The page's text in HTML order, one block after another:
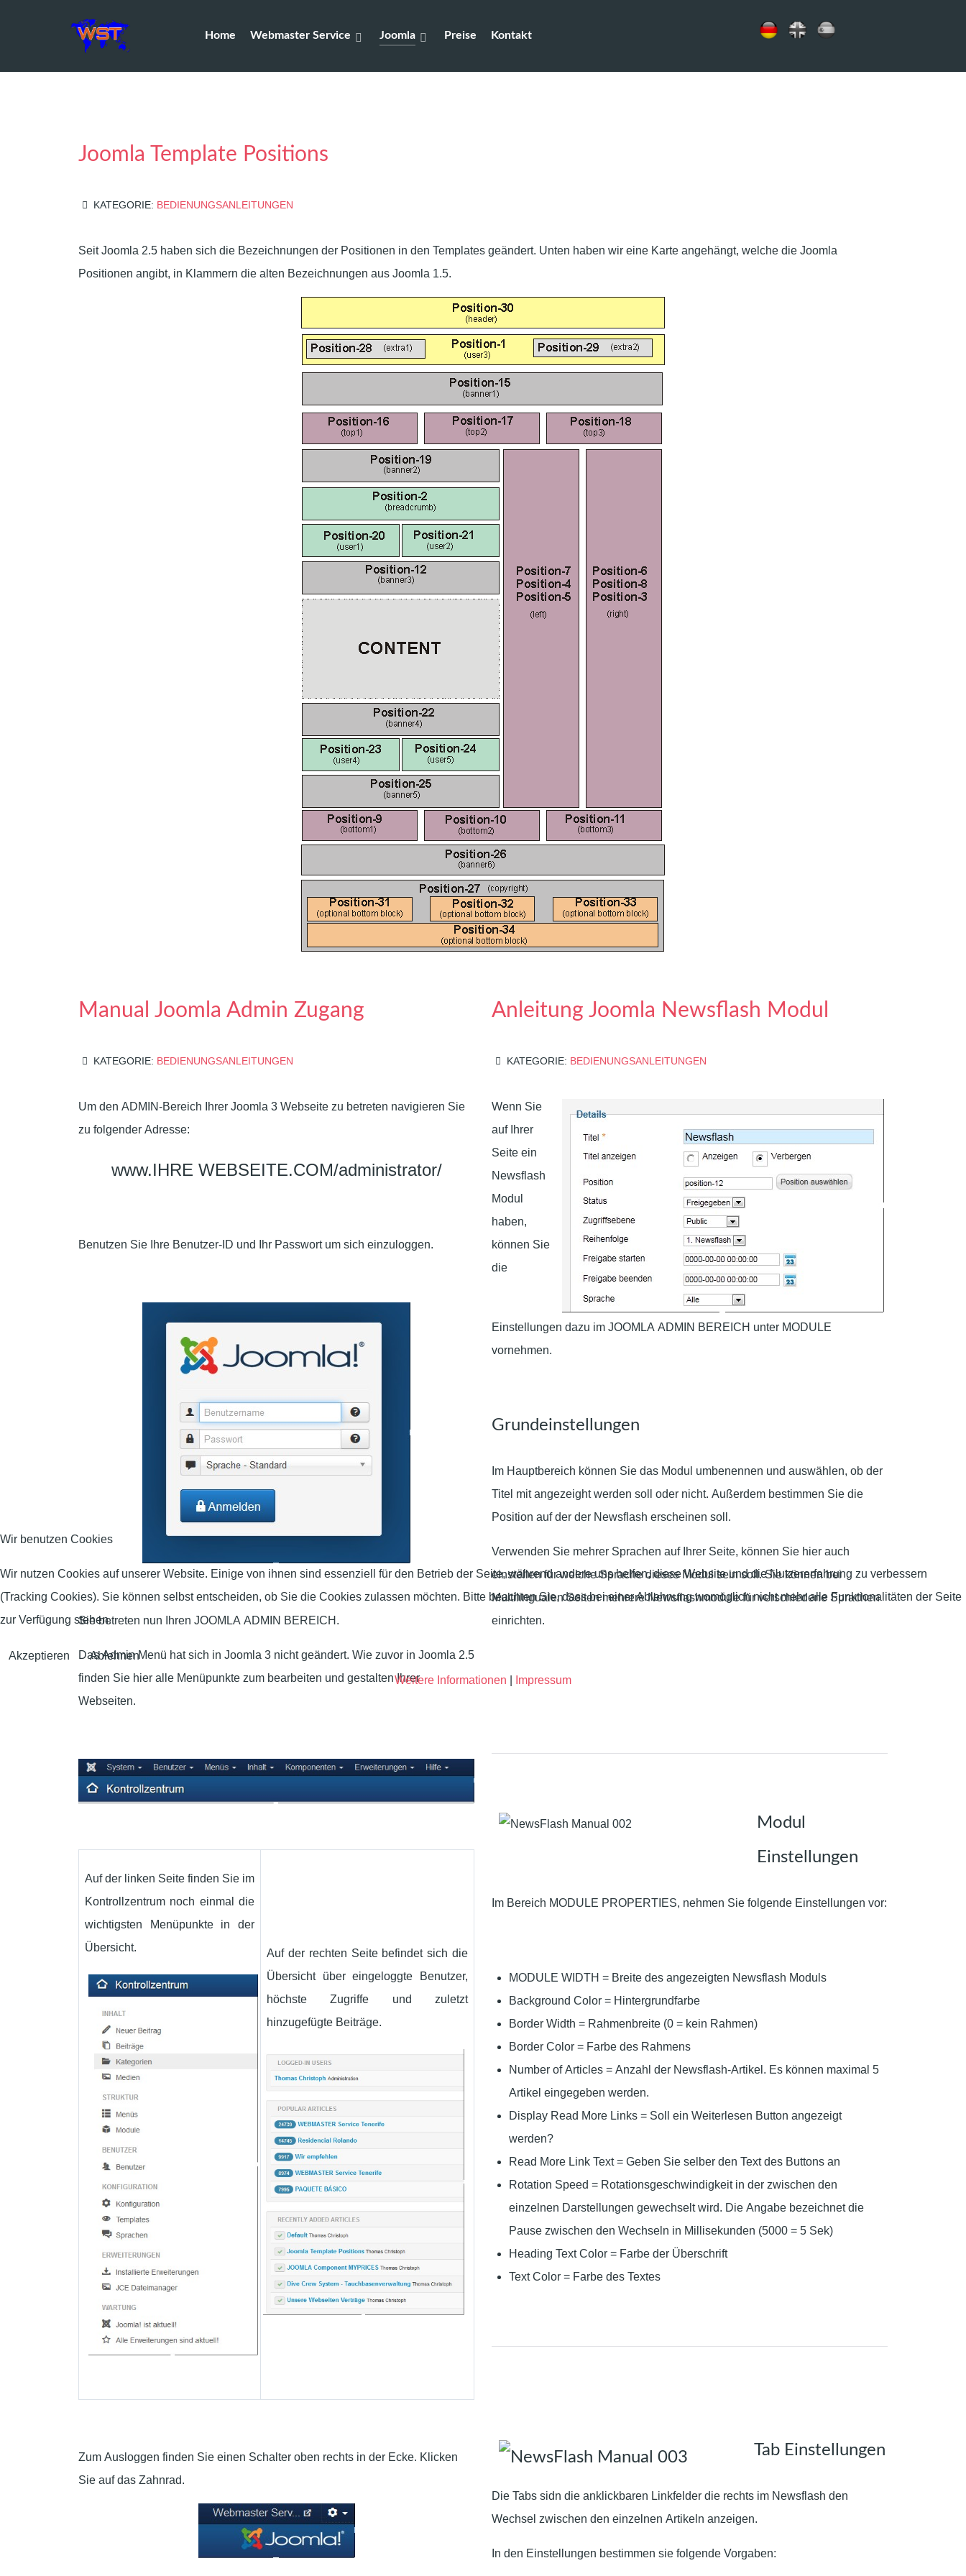
Home Webmaster Service Joomla Preise Kontakt
Joomla Template Positions
KATEGORIE: BEDIENUNGSANLEITUNGEN
Seit Joomla 2.5 haben sich die Bezeichnungen der Positionen in den Templates geändert. Unten haben wir eine Karte angehängt, welche die Joomla
Positionen angibt, in Klammern die alten Bezeichnungen aus Joomla 1.5.
Manual Joomla Admin Zugang
KATEGORIE: BEDIENUNGSANLEITUNGEN
Um den ADMIN-Bereich Ihrer Joomla 3 Webseite zu betreten navigieren Sie
zu folgender Adresse:
www.IHRE WEBSEITE.COM/administrator/
Benutzen Sie Ihre Benutzer-ID und Ihr Passwort um sich einzuloggen.
Sie betreten nun Ihren JOOMLA ADMIN BEREICH.
Das Admin Menü hat sich in Joomla 3 nicht geändert. Wie zuvor in Joomla 2.5
finden Sie hier alle Menüpunkte zum bearbeiten und gestalten Ihrer
Webseiten.
Auf der linken Seite finden Sie im
Kontrollzentrum noch einmal die
wichtigsten Menüpunkte in der
Übersicht.
Auf der rechten Seite befindet sich die
Übersicht über eingeloggte Benutzer,
höchste Zugriffe und zuletzt
hinzugefügte Beiträge.
Zum Ausloggen finden Sie einen Schalter oben rechts in der Ecke. Klicken
Sie auf das Zahnrad.
Anleitung Joomla Newsflash Modul
KATEGORIE: BEDIENUNGSANLEITUNGEN
Wenn Sie
auf Ihrer
Seite ein
Newsflash
Modul
haben,
können Sie
die
Einstellungen dazu im JOOMLA ADMIN BEREICH unter MODULE
vornehmen.
Grundeinstellungen
Im Hauptbereich können Sie das Modul umbenennen und auswählen, ob der
Titel mit angezeight werden soll oder nicht. Außerdem bestimmen Sie die
Position auf der der Newsflash erscheinen soll.
Verwenden Sie mehrer Sprachen auf Ihrer Seite, können Sie hier auch
einstellen für welche Sprache dieses Modul sein soll. Sie können bei
Multilingualen Seiten mehrere Newsflashmodule für verschiedene Sprachen
einrichten.
Modul
Einstellungen
Im Bereich MODULE PROPERTIES, nehmen Sie folgende Einstellungen vor:
MODULE WIDTH = Breite des angezeigten Newsflash Moduls
Background Color = Hintergrundfarbe
Border Width = Rahmenbreite (0 = kein Rahmen)
Border Color = Farbe des Rahmens
Number of Articles = Anzahl der Newsflash-Artikel. Es können maximal 5
Artikel eingegeben werden.
Display Read More Links = Soll ein Weiterlesen Button angezeigt
werden?
Read More Link Text = Geben Sie selber den Text des Buttons an
Rotation Speed = Rotationsgeschwindigkeit in der zwischen den
einzelnen Darstellungen gewechselt wird. Die Angabe bezeichnet die
Pause zwischen den Wechseln in Millisekunden (5000 = 5 Sek)
Heading Text Color = Farbe der Überschrift
Text Color = Farbe des Textes
Tab Einstellungen
Die Tabs sidn die anklickbaren Linkfelder die rechts im Newsflash den
Wechsel zwischen den einzelnen Artikeln anzeigen.
In den Einstellungen bestimmen sie folgende Vorgaben:
Wir benutzen Cookies
Wir nutzen Cookies auf unserer Website. Einige von ihnen sind essenziell für den Betrieb der Seite, während andere uns helfen, diese Website und die Nutzererfahrung zu verbessern
(Tracking Cookies). Sie können selbst entscheiden, ob Sie die Cookies zulassen möchten. Bitte beachten Sie, dass bei einer Ablehnung womöglich nicht mehr alle Funktionalitäten der Seite
zur Verfügung stehen.
Akzeptieren
Ablehnen
Weitere Informationen
Impressum